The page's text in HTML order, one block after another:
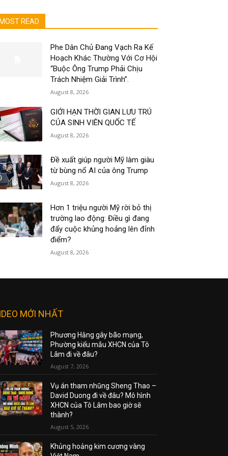
MOST READ
Phe Dân Chủ Đang Vạch Ra Kế
Hoạch Khác Thường Với Cơ Hội
“Buộc Ông Trump Phải Chịu
Trách Nhiệm Giải Trình”.
August 8, 2026
GIỚI HẠN THỜI GIAN LƯU TRÚ
CỦA SINH VIÊN QUỐC TẾ
August 8, 2026
Đề xuất giúp người Mỹ làm giàu
từ bùng nổ AI của ông Trump
August 8, 2026
Hơn 1 triệu người Mỹ rời bỏ thị
trường lao động: Điều gì đang
đẩy cuộc khủng hoảng lên đỉnh
điểm?
August 8, 2026
MỚI NHẤT
Phương Hằng gây bão mạng,
Phường kiểu mẫu XHCN của Tô
Lâm đi về đâu?
August 7, 2026
Vụ án tham nhũng Sheng Thao –
David Duong đi về đâu? Mô hình
XHCN của Tô Lâm bao giờ sẽ
thành?
August 5, 2026
Khủng hoảng kim cương vàng